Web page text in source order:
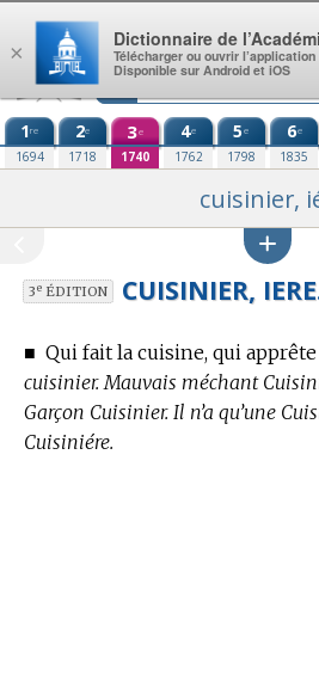
Aller au contenu
1re
1694
2e
1718
3e
1740
4e
1762
5e
1798
6e
1835
cuisinier,
3eÉDITION CUISINIER,
■ Qui fait la cuisine, qui apprête
cuisinier. Mauvais méchant
Garçon Cuisinier. Il n’a qu’une
Cuisiniére.
×
Dictionnaire de
Télécharger ou ouvrir l’application
Disponible sur Android et iOS